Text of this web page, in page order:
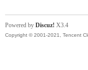
Powered by Discuz! X3.4
Copyright © 2001-2021, Tencent